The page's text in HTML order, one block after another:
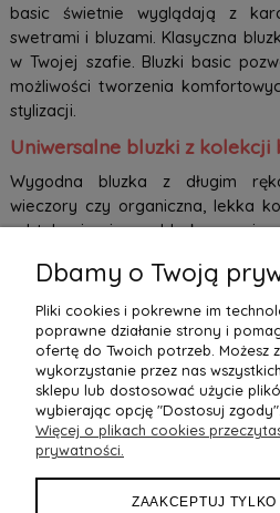
basic świetnie wyglądają z
swetrami i bluzami. Klasyczna
w Twojej szafie. Bluzki basic
możliwości tworzenia
stylizacji.
Uniwersalne bluzki z kolekcji
Wygodna bluzka z długim
wieczory czy organiczna, lekka
subtelna i zwiewna bluzka na
ponadczasowe zestawienia
bluzki z najlepszej jakości
fasonach doskonale sprawdzą
codziennych stylizacji. Delikatna
sylwetki, a odpowiednio dobrane
stylizację do szkoły czy pracy.
stylami i poczuj się lekko i
Dbamy o Twoją
Pliki cookies i pokrewne im
poprawne działanie strony i
ofertę do Twoich potrzeb. Możesz
wykorzystanie przez nas
sklepu lub dostosować użycie
wybierając opcję "Dostosuj zgody".
Więcej o plikach cookies
prywatności.
ZAAKCEPTUJ